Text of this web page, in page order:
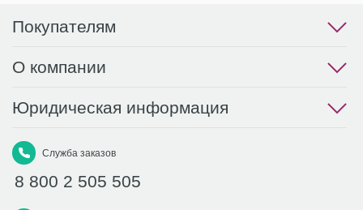
Покупателям
О компании
Юридическая информация
Служба заказов
8 800 2 505 505